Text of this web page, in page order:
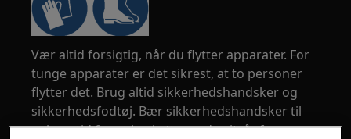
Vær altid forsigtig, når du flytter apparater. For
tunge apparater er det sikrest, at to personer
flytter det. Brug altid sikkerhedshandsker og
sikkerhedsfodtøj. Bær sikkerhedshandsker til
enhver tid for at beskytte mod snitsår fra